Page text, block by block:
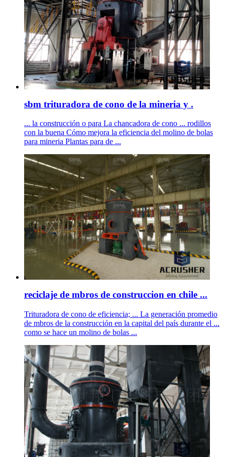
sbm trituradora de cono de la mineria y .
... la construcción o para La chancadora de cono ... rodillos
con la buena Cómo mejora la eficiencia del molino de bolas
para mineria Plantas para de ...
reciclaje de mbros de construccion en chile ...
Trituradora de cono de eficiencia; ... La generación promedio
de mbros de la construcción en la capital del país durante el ...
como se hace un molino de bolas ...